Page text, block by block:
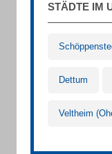
STÄDTE IM
Dettum
Veltheim